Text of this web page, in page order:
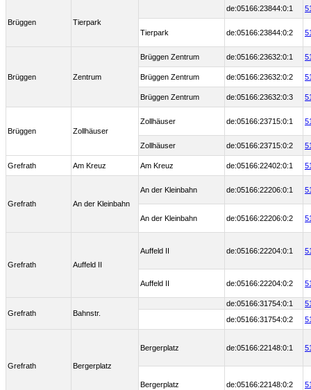
Brüggen Tierpark
de:05166:23844:0:1
Tierpark de:05166:23844:0:2
Brüggen Zentrum
Brüggen Zentrum de:05166:23632:0:1
Brüggen Zentrum de:05166:23632:0:2
Brüggen Zentrum de:05166:23632:0:3
Brüggen Zollhäuser
Zollhäuser de:05166:23715:0:1
Zollhäuser de:05166:23715:0:2
Grefrath Am Kreuz Am Kreuz de:05166:22402:0:1
Grefrath An der Kleinbahn
An der Kleinbahn de:05166:22206:0:1
An der Kleinbahn de:05166:22206:0:2
Grefrath Auffeld II
Auffeld II de:05166:22204:0:1
Auffeld II de:05166:22204:0:2
Grefrath Bahnstr.
de:05166:31754:0:1
de:05166:31754:0:2
Grefrath Bergerplatz
Bergerplatz de:05166:22148:0:1
Bergerplatz de:05166:22148:0:2